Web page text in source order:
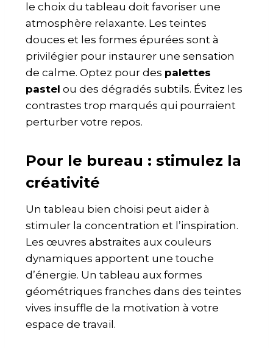
le choix du tableau doit favoriser une
atmosphère relaxante. Les teintes
douces et les formes épurées sont à
privilégier pour instaurer une sensation
de calme. Optez pour des palettes
pastel ou des dégradés subtils. Évitez les
contrastes trop marqués qui pourraient
perturber votre repos.
Pour le bureau : stimulez la
créativité
Un tableau bien choisi peut aider à
stimuler la concentration et l’inspiration.
Les œuvres abstraites aux couleurs
dynamiques apportent une touche
d’énergie. Un tableau aux formes
géométriques franches dans des teintes
vives insuffle de la motivation à votre
espace de travail.